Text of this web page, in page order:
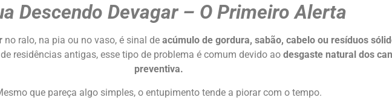
Descendo Devagar – O Primeiro Alerta
no ralo, na pia ou no vaso, é sinal de acúmulo de gordura, sabão, cabelo ou resíduos
residências antigas, esse tipo de problema é comum devido ao desgaste natural dos
preventiva.
que pareça algo simples, o entupimento tende a piorar com o tempo.